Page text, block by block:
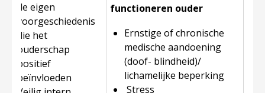
de eigen
voorgeschiedenis
die het
ouderschap
positief
beïnvloeden
functioneren ouder
Ernstige of chronische
medische aandoening
(doof- blindheid)/
lichamelijke beperking
Stress